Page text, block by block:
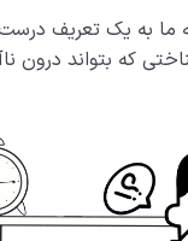
ما به یک تعریف
که بتواند درون